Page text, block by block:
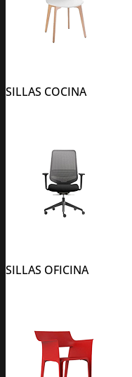
SILLAS COCINA
SILLAS OFICINA